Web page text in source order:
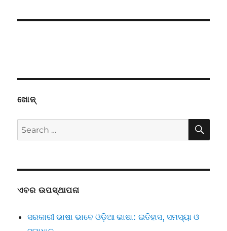
ଖୋଜ୍
Search
for:
ଏବର ଉପସ୍ଥାପନା
ସରକାରୀ ଭାଷା ଭାବେ ଓଡ଼ିଆ ଭାଷା: ଇତିହାସ, ସମସ୍ୟା ଓ